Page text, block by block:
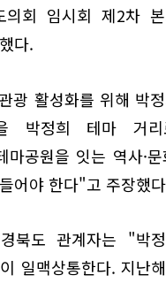
의회 임시회 제2차
다.
광 활성화를 위해 박
박정희 테마 거리
마공원을 잇는 역사·
어야 한다"고 주장했
북도 관계자는 "박
일맥상통한다. 지난